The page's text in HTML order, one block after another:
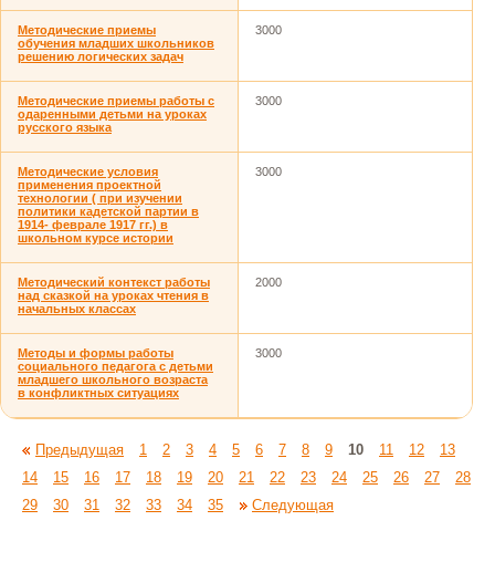
Методические приемы
обучения младших школьников
решению логических задач
3000
Методические приемы работы с
одаренными детьми на уроках
русского языка
3000
Методические условия
применения проектной
технологии ( при изучении
политики кадетской партии в
1914- феврале 1917 гг.) в
школьном курсе истории
3000
Методический контекст работы
над сказкой на уроках чтения в
начальных классах
2000
Методы и формы работы
социального педагога с детьми
младшего школьного возраста
в конфликтных ситуациях
3000
Предыдущая 1 2 3 4 5 6 7 8 9 10 11 12
13
14
15 16 17 18 19 20 21 22 23 24 25 26 27
28
29
30 31 32 33 34 35 Следующая